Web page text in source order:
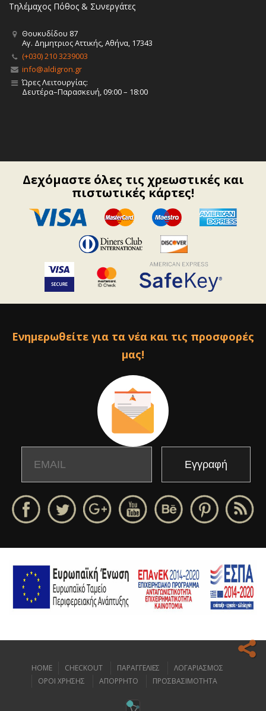
Τηλέμαχος Πόθος & Συνεργάτες
Θουκυδίδου 87
Αγ. Δημητριος Αττικής, Αθήνα, 17343
(+030) 210 3239003
info@aldigron.gr
Ώρες Λειτουργίας:
Δευτέρα–Παρασκευή, 09:00 – 18:00
Δεχόμαστε όλες τις χρεωστικές και
πιστωτικές κάρτες!
Ενημερωθείτε για τα νέα και τις προσφορές
μας!
Ο ιστοχώρος μας κάνει χρήση cookies για να σας προσφέρει την
HOME CHECKOUT ΠΑΡΑΓΓΕΛΙΕΣ
ΛΟΓΑΡΙΑΣΜΟΣ
ΟΡΟΙ ΧΡΗΣΗΣ
ΑΠΟΡΡΗΤΟ ΠΡΟΣΒΑΣΙΜΟΤΗΤΑ